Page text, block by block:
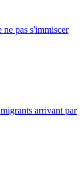
pas s'immiscer
arrivant par